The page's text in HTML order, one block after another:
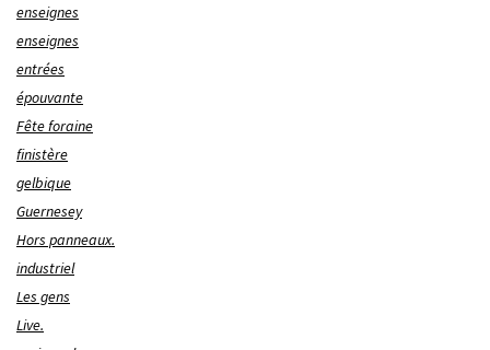
enseignes
enseignes
entrées
épouvante
Fête foraine
finistère
gelbique
Guernesey
Hors panneaux.
industriel
Les gens
Live.